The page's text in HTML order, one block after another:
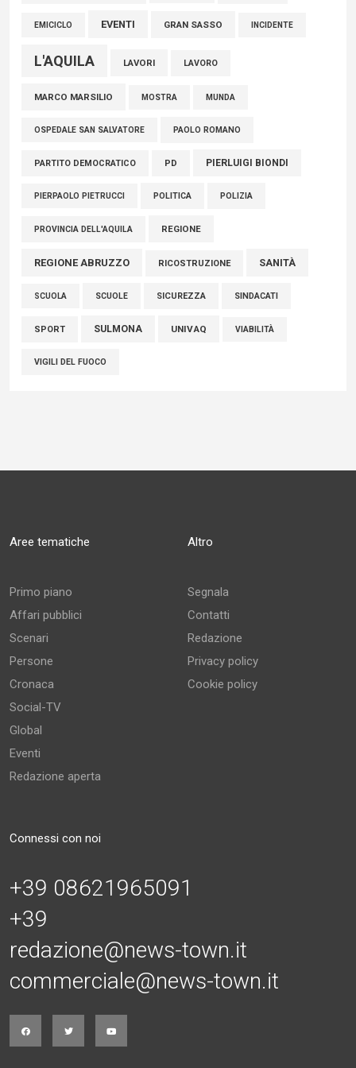
EMICICLO EVENTI GRAN SASSO INCIDENTE
L'AQUILA LAVORI LAVORO
MARCO MARSILIO MOSTRA MUNDA
OSPEDALE SAN SALVATORE PAOLO ROMANO
PARTITO DEMOCRATICO PD PIERLUIGI BIONDI
PIERPAOLO PIETRUCCI POLITICA POLIZIA
PROVINCIA DELL'AQUILA REGIONE
REGIONE ABRUZZO RICOSTRUZIONE SANITÀ
SCUOLA SCUOLE SICUREZZA SINDACATI
SPORT SULMONA UNIVAQ VIABILITÀ
VIGILI DEL FUOCO
Aree tematiche
Primo piano
Affari pubblici
Scenari
Persone
Cronaca
Social-TV
Global
Eventi
Redazione aperta
Altro
Segnala
Contatti
Redazione
Privacy policy
Cookie policy
Connessi con noi
+39 08621965091
+39
redazione@news-town.it
commerciale@news-town.it